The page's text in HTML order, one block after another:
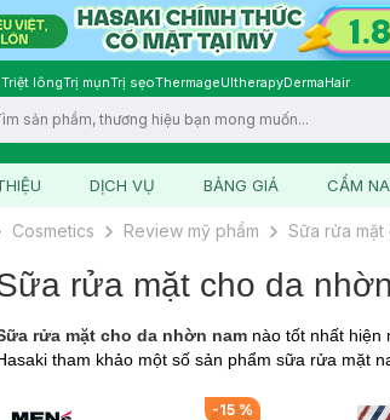
Triệt lôngTrị mụnTrị sẹoThermageUltherapyDermaHair
DỊCH VỤ BẢNG GIÁ CẨM
Cosmetics Review mỹ phẩm Sữa rửa mặt
rửa mặt cho da
rửa mặt cho da nhờn nam nào tốt nhất hiện
tham khảo một số sản phẩm sữa rửa mặt
-15 %